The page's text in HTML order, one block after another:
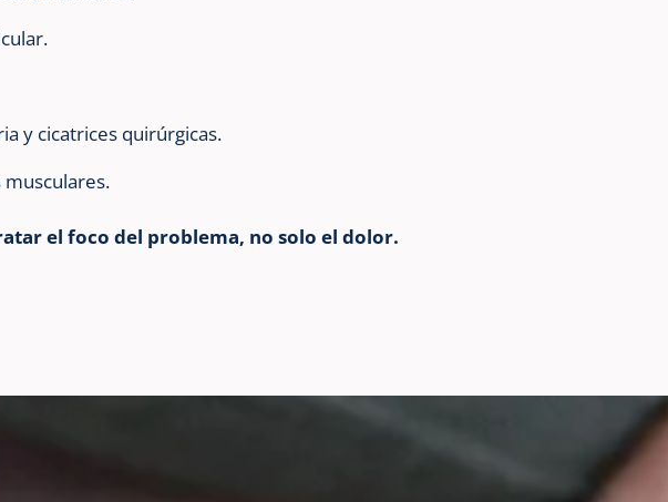
y cicatrices quirúrgicas.
el foco del problema, no solo el dolor.